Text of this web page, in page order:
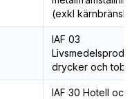
(exkl
IAF 03
drycker och
IAF 30 Hotell och